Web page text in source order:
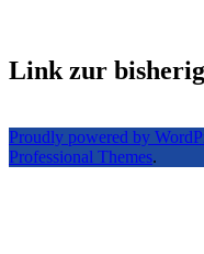
Link zur
Proudly powered by
Professional Themes.